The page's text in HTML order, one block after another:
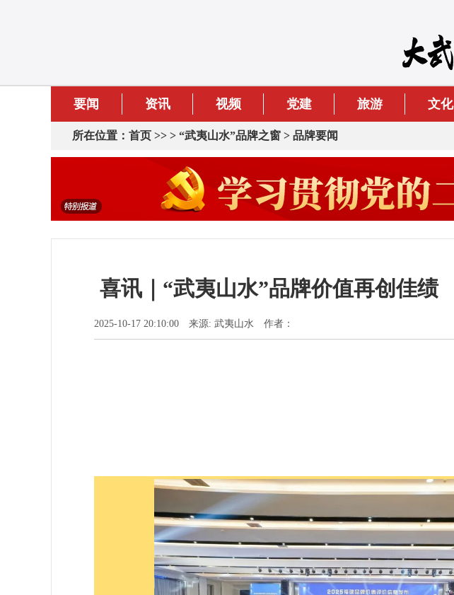
要闻 资讯 视频 党建 旅游 文化
所在位置： 首页 >> > “武夷山水”品牌之窗 > 品牌要闻
​ 喜讯｜“武夷山水”品牌价值再创佳绩
2025-10-17 20:10:00 来源: 武夷山水 作者：